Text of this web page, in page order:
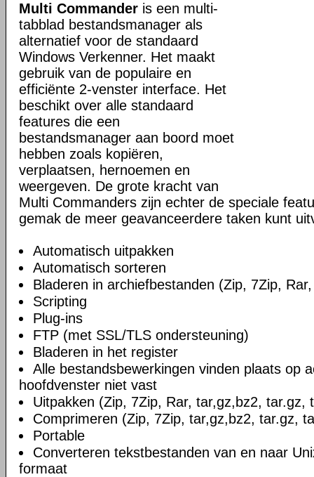
Multi Commander is een multi-
tabblad bestandsmanager als
alternatief voor de standaard
Windows Verkenner. Het maakt
gebruik van de populaire en
efficiënte 2-venster interface. Het
beschikt over alle standaard
features die een
bestandsmanager aan boord moet
hebben zoals kopiëren,
verplaatsen, hernoemen en
weergeven. De grote kracht van
Multi Commanders zijn echter de speciale
gemak de meer geavanceerdere taken kunt
Automatisch uitpakken
Automatisch sorteren
Bladeren in archiefbestanden (Zip, 7Zip,
Scripting
Plug-ins
FTP (met SSL/TLS ondersteuning)
Bladeren in het register
Alle bestandsbewerkingen vinden plaats op
hoofdvenster niet vast
Uitpakken (Zip, 7Zip, Rar, tar,gz,bz2, tar.gz,
Comprimeren (Zip, 7Zip, tar,gz,bz2, tar.gz,
Portable
Converteren tekstbestanden van en naar
formaat